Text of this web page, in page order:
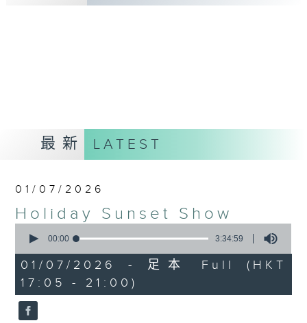
最新 LATEST
01/07/2026
Holiday Sunset Show
seconds
3
hours,
34
minutes,
59
seconds
00:00 3:34:59
01/07/2026 - 足本 Full (HKT
17:05 - 21:00)